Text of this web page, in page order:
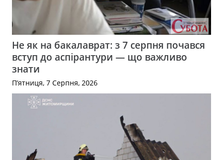
Не як на бакалаврат: з 7 серпня почався
вступ до аспірантури — що важливо
знати
П’ятниця, 7 Серпня, 2026